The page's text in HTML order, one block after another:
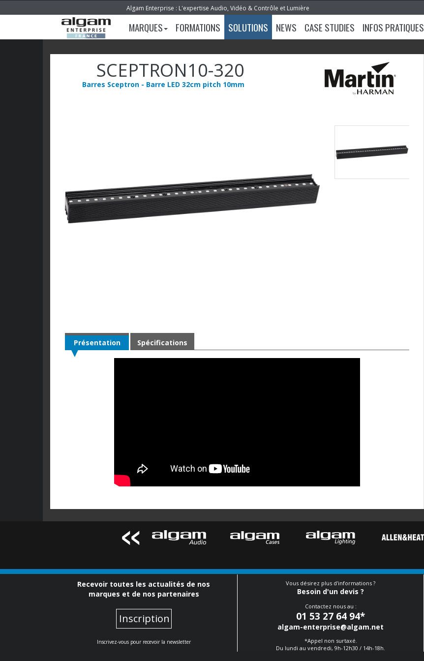
Algam Enterprise : L'expertise Audio, Vidéo & Contrôle et Lumière
MARQUES FORMATIONS SOLUTIONS NEWS CASE STUDIES INFOS PRATIQUES
SCEPTRON10-320
Barres Sceptron - Barre LED 32cm pitch 10mm
Présentation Spécifications
Recevoir toutes les actualités de nos
marques et de nos partenaires
Inscription
Inscrivez-vous pour recevoir la newsletter
Vous désirez plus d'informations ?
Besoin d'un devis ?
Contactez nous au :
01 53 27 64 94*
algam-enterprise@algam.net
*Appel non surtaxé.
Du lundi au vendredi, 9h-12h30 / 14h-18h.